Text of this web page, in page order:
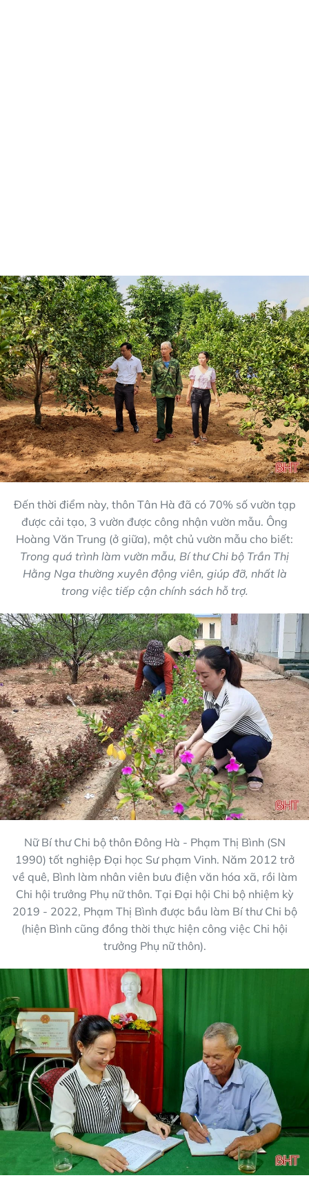
Đến thời điểm này, thôn Tân Hà đã có 70% số vườn tạp
được cải tạo, 3 vườn được công nhận vườn mẫu. Ông
Hoàng Văn Trung (ở giữa), một chủ vườn mẫu cho biết:
Trong quá trình làm vườn mẫu, Bí thư Chi bộ Trần Thị
Hằng Nga thường xuyên động viên, giúp đỡ, nhất là
trong việc tiếp cận chính sách hỗ trợ.
Nữ Bí thư Chi bộ thôn Đông Hà - Phạm Thị Bình (SN
1990) tốt nghiệp Đại học Sư phạm Vinh. Năm 2012 trở
về quê, Bình làm nhân viên bưu điện văn hóa xã, rồi làm
Chi hội trưởng Phụ nữ thôn. Tại Đại hội Chi bộ nhiệm kỳ
2019 - 2022, Phạm Thị Bình được bầu làm Bí thư Chi bộ
(hiện Bình cũng đồng thời thực hiện công việc Chi hội
trưởng Phụ nữ thôn).